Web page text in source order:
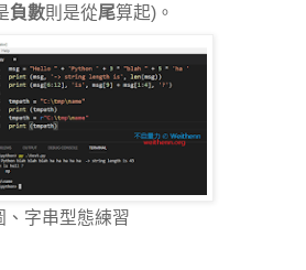
負數則是從尾算起)。
、字串型態練習